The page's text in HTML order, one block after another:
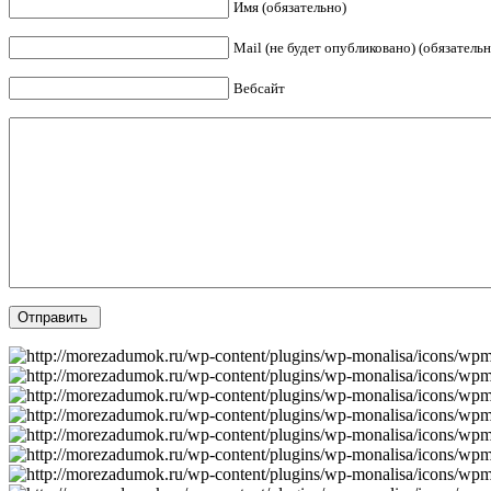
Имя (обязательно)
Mail (не будет опубликовано)
Вебсайт